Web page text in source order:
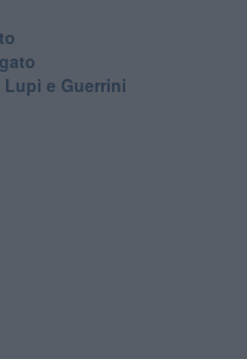
e Guerrini